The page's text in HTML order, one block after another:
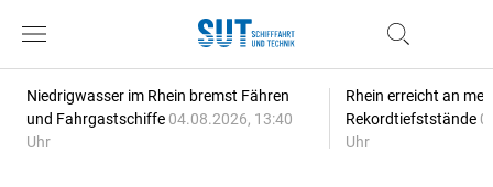
Niedrigwasser im Rhein bremst Fähren
und Fahrgastschiffe 04.08.2026, 13:40
Uhr
Rhein erreicht an
Rekordtiefststände
Uhr